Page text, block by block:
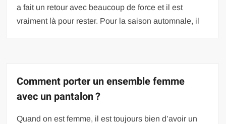
a fait un retour avec beaucoup de force et il est
vraiment là pour rester. Pour la saison automnale, il
Comment porter un ensemble femme
avec un pantalon ?
Quand on est femme, il est toujours bien d’avoir un